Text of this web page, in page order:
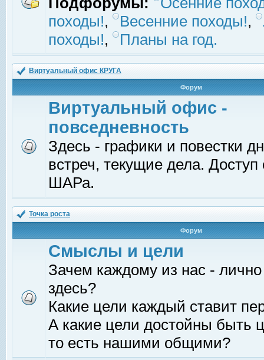
походы!, Весенние походы!,
походы!, Планы на год.
Виртуальный офис КРУГА
Форум
Виртуальный офис -
повседневность
Здесь - графики и повестки
встреч, текущие дела.
ШАРа.
Точка роста
Форум
Смыслы и цели
Зачем каждому из нас -
здесь?
Какие цели каждый ставит
А какие цели достойны быть
то есть нашими общими?